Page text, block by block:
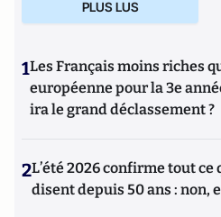
PLUS LUS
1Les Français moins riches
européenne pour la 3e
ira le grand déclassement ?
2L’été 2026 confirme tout ce
disent depuis 50 ans : non,